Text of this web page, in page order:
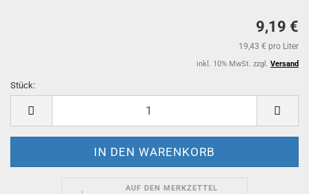
9,19 €
19,43 € pro Liter
inkl. 10% MwSt. zzgl. Versand
Stück:
AUF DEN MERKZETTEL